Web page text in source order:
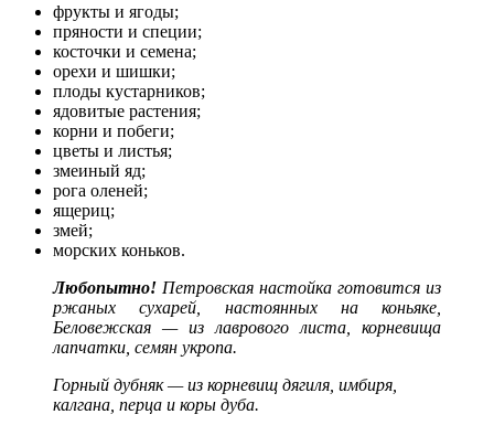
фрукты и ягоды;
пряности и специи;
косточки и семена;
орехи и шишки;
плоды кустарников;
ядовитые растения;
корни и побеги;
цветы и листья;
змеиный яд;
рога оленей;
ящериц;
змей;
морских коньков.
Любопытно! Петровская настойка готовится из
ржаных сухарей, настоянных на коньяке,
Беловежская — из лаврового листа, корневища
лапчатки, семян укропа.
Горный дубняк — из корневищ дягиля, имбиря,
калгана, перца и коры дуба.